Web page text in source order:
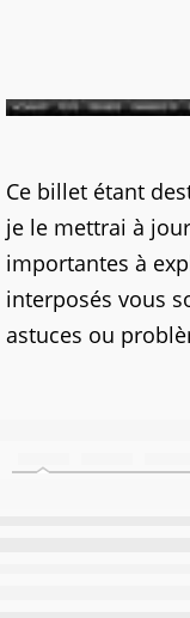
Ce billet étant
je le mettrai à
importantes à
interposés vous
astuces ou